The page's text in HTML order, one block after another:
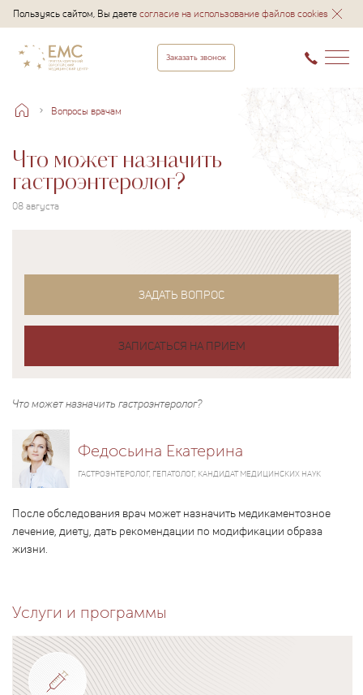
Пользуясь сайтом, Вы даетесогласие на использование файлов cookies
Заказать звонок
Вопросы врачам
Что может назначить
гастроэнтеролог?
08 августа
ЗАДАТЬ ВОПРОС
ЗАПИСАТЬСЯ НА ПРИЕМ
Что может назначить гастроэнтеролог?
Федосьина Екатерина
ГАСТРОЭНТЕРОЛОГ, ГЕПАТОЛОГ, КАНДИДАТ МЕДИЦИНСКИХ НАУК
После обследования врач может назначить медикаментозное
лечение, диету, дать рекомендации по модификации образа
жизни.
Услуги и программы